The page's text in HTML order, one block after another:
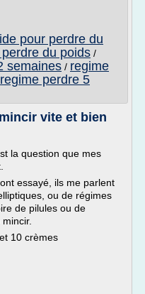
pour perdre du
du poids /
semaines / regime
regime perdre 5
vite et bien
la question que mes
essayé, ils me parlent
ou de régimes
de pilules ou de
10 crèmes